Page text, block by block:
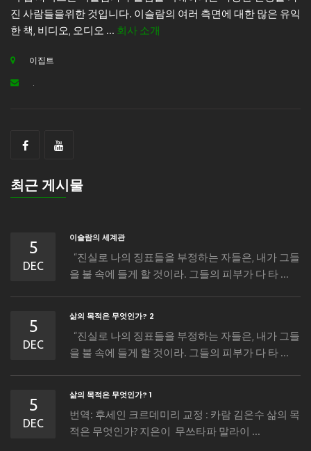
진 사람들을위한 것입니다. 이슬람의 여러 측면에 대한 많은 유익
한 책, 비디오, 오디오 ... 회사 소개
이집트
최근 게시물
5
DEC
이슬람의 세계관
“진실로 나의 징표들을 부정하는 자들은, 내가 그들
을 불 속에 들게 할 것이라. 그들의 피부가 다 타 ...
5
DEC
삶의 목적은 무엇인가? 2
“진실로 나의 징표들을 부정하는 자들은, 내가 그들
을 불 속에 들게 할 것이라. 그들의 피부가 다 타 ...
5
DEC
삶의 목적은 무엇인가? 1
번역: 후세인 크르데미리 교정 : 카람 김은수 삶의 목
적은 무엇인가? 지은이 무쓰타파 말라이 ...